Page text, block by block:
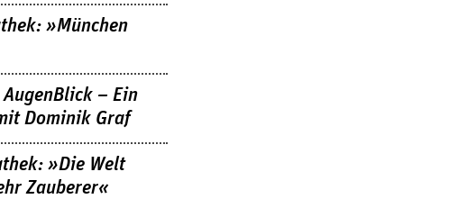
»München
– Ein
Dominik Graf
»Die Welt
Zauberer«